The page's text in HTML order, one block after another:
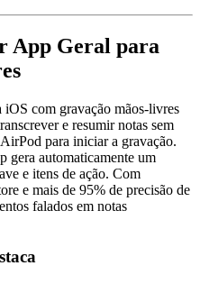
App Geral para
com gravação mãos-livres
e resumir notas sem
para iniciar a gravação.
gera automaticamente um
e itens de ação. Com
e mais de 95% de precisão de
falados em notas